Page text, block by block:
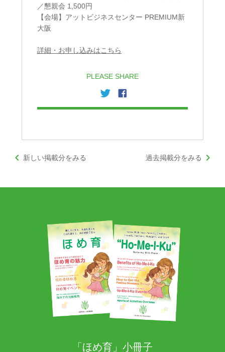
／懇親会 1,500円
【会場】アットビジネスセンター PREMIUM新
大阪
詳細・お申し込みはこちら
PLEASE SHARE
keyboard_arrow_left新しい掲載分をみる 過去掲載分をみる keyboard_arrow_right
「ほめ育」小冊子